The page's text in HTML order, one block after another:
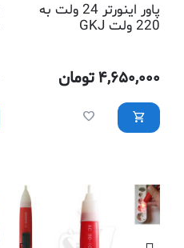
پاور اینورتر 24 ولت به
220 ولت GKJ
4,650,000تومان